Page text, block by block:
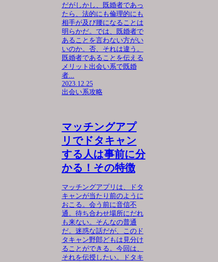
だがしかし、既婚者であっ
たら、法的にも倫理的にも
相手が及び腰になることは
明らかだ。では、既婚者で
あることを言わない方がい
いのか。否、それは違う。
既婚者であることを伝える
メリット出会い系で既婚
者...
2023.12.25
出会い系攻略
マッチングアプ
リでドタキャン
する人は事前に分
かる！その特徴
マッチングアプリは、ドタ
キャンが当たり前のように
おこる。会う前に音信不
通。待ち合わせ場所にだれ
も来ない。そんなの普通
だ。迷惑な話だが、このド
タキャン野郎どもは見分け
ることができる。今回は、
それを伝授したい。ドタキ